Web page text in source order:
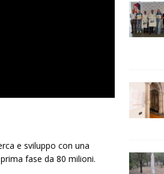
e sviluppo con una
fase da 80 milioni.